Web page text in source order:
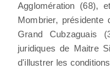
Agglomération (68),
Mombrier,
Grand Cubzaguais
juridiques de Maitre
d'illustrer les